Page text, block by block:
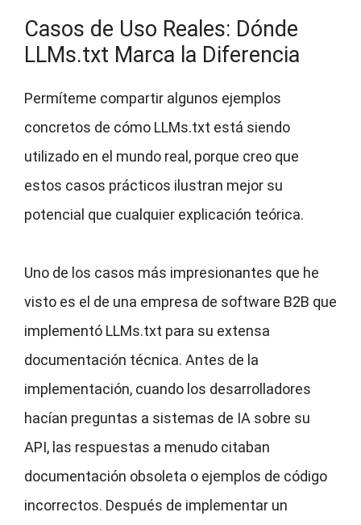
Casos de Uso Reales: Dónde
LLMs.txt Marca la Diferencia
Permíteme compartir algunos ejemplos
concretos de cómo LLMs.txt está siendo
utilizado en el mundo real, porque creo que
estos casos prácticos ilustran mejor su
potencial que cualquier explicación teórica.
Uno de los casos más impresionantes que he
visto es el de una empresa de software B2B que
implementó LLMs.txt para su extensa
documentación técnica. Antes de la
implementación, cuando los desarrolladores
hacían preguntas a sistemas de IA sobre su
API, las respuestas a menudo citaban
documentación obsoleta o ejemplos de código
incorrectos. Después de implementar un